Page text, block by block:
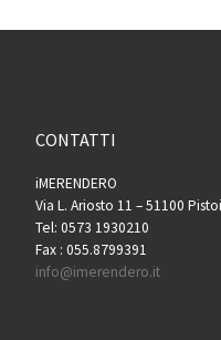
CONTATTI
iMERENDERO
Via L. Ariosto 11 – 51100
Tel: 0573 1930210
Fax : 055.8799391
info@imerendero.it